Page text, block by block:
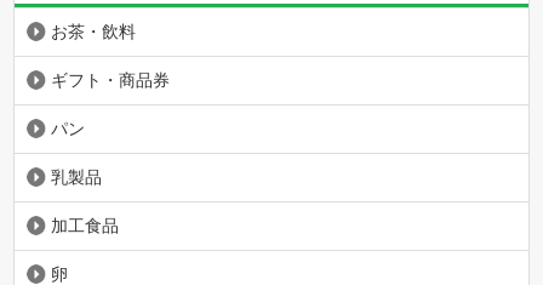
お茶・飲料
ギフト・商品券
パン
乳製品
加工食品
卵